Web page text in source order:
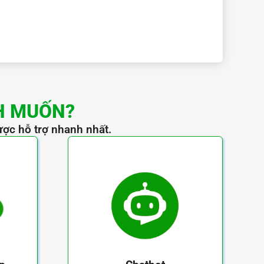
MUỐN?
hỗ trợ nhanh nhất.